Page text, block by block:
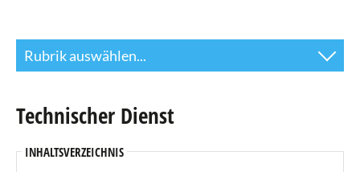
Rubrik auswählen...
Einwohneramt
Standesamt
Technischer Dienst
INHALTSVERZEICHNIS